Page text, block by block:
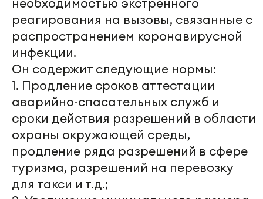
реагирования на вызовы, связанные с
распространением коронавирусной
инфекции.
Он содержит следующие нормы:
1. Продление сроков аттестации
аварийно-спасательных служб и
сроки действия разрешений в области
охраны окружающей среды,
продление ряда разрешений в сфере
туризма, разрешений на перевозку
для такси и т.д.;